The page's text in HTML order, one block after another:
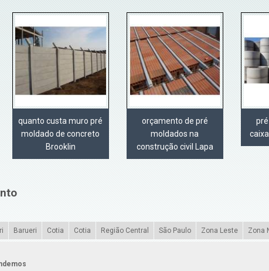
quanto custa muro pré
moldado de concreto
Brooklin
orçamento de pré
moldados na
construção civil Lapa
Barueri Cotia Cotia Região Central São Paulo Zona Leste Zona